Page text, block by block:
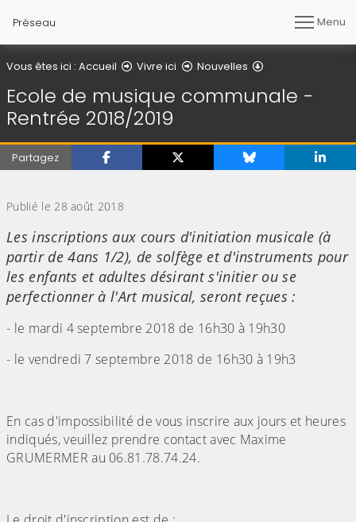
Préseau Menu
Vous êtes ici : Accueil Vivre ici Nouvelles
Ecole de musique communale -
Rentrée 2018/2019
Partagez
Publié le 28 août 2018
Les inscriptions aux cours d'initiation musicale (à
partir de 4ans 1/2), de solfège et d'instruments pour
les enfants et adultes désirant s'initier ou se
perfectionner à l'Art musical, seront reçues :
- le mardi 4 septembre 2018 de 16h30 à 19h30
- le vendredi 7 septembre 2018 de 16h30 à 19h3
En cas d'impossibilité de vous inscrire aux jours et heures
indiqués, veuillez prendre contact avec Maxime
GRUMERMER au 06.81.78.74.24.